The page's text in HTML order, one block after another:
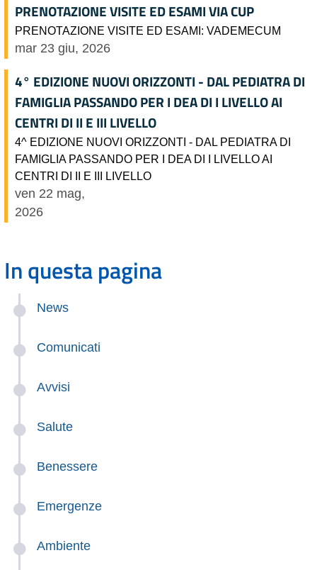
PRENOTAZIONE VISITE ED ESAMI VIA CUP
PRENOTAZIONE VISITE ED ESAMI: VADEMECUM
mar 23 giu, 2026
4° EDIZIONE NUOVI ORIZZONTI - DAL PEDIATRA DI
FAMIGLIA PASSANDO PER I DEA DI I LIVELLO AI
CENTRI DI II E III LIVELLO
4^ EDIZIONE NUOVI ORIZZONTI - DAL PEDIATRA DI
FAMIGLIA PASSANDO PER I DEA DI I LIVELLO AI
CENTRI DI II E III LIVELLO
ven 22 mag,
2026
In questa pagina
News
Comunicati
Avvisi
Salute
Benessere
Emergenze
Ambiente